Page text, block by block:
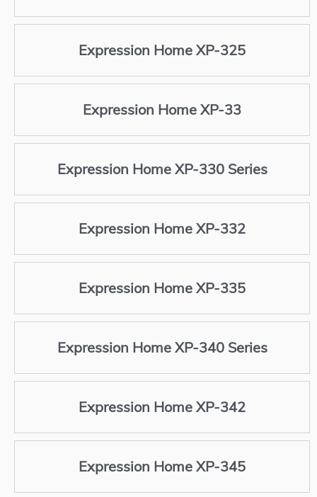
Expression Home XP-325
Expression Home XP-33
Expression Home XP-330 Series
Expression Home XP-332
Expression Home XP-335
Expression Home XP-340 Series
Expression Home XP-342
Expression Home XP-345